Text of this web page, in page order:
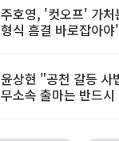
주호영, '컷오프' 가
형식 흠결 바로잡아
윤상현 "공천 갈등 사
무소속 출마는 반드